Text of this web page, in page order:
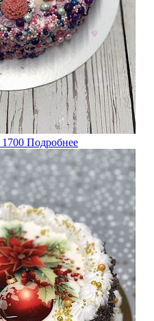
1700 Подробнее